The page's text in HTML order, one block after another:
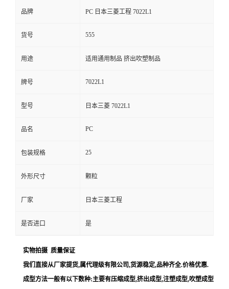
品牌 PC 日本三菱工程 7022L1
货号 555
用途 适用通用制品 挤出吹塑制品
牌号 7022L1
型号 日本三菱 7022L1
品名 PC
包装规格 25
外形尺寸 颗粒
厂家 日本三菱工程
是否进口 是
实物拍摄 质量保证
我们直接从厂家提货,属代理级有限公司,货源稳定,品种齐全.价格优惠.
成型方法一般有以下数种:主要有压缩成型,挤出成型,注塑成型,吹塑成型